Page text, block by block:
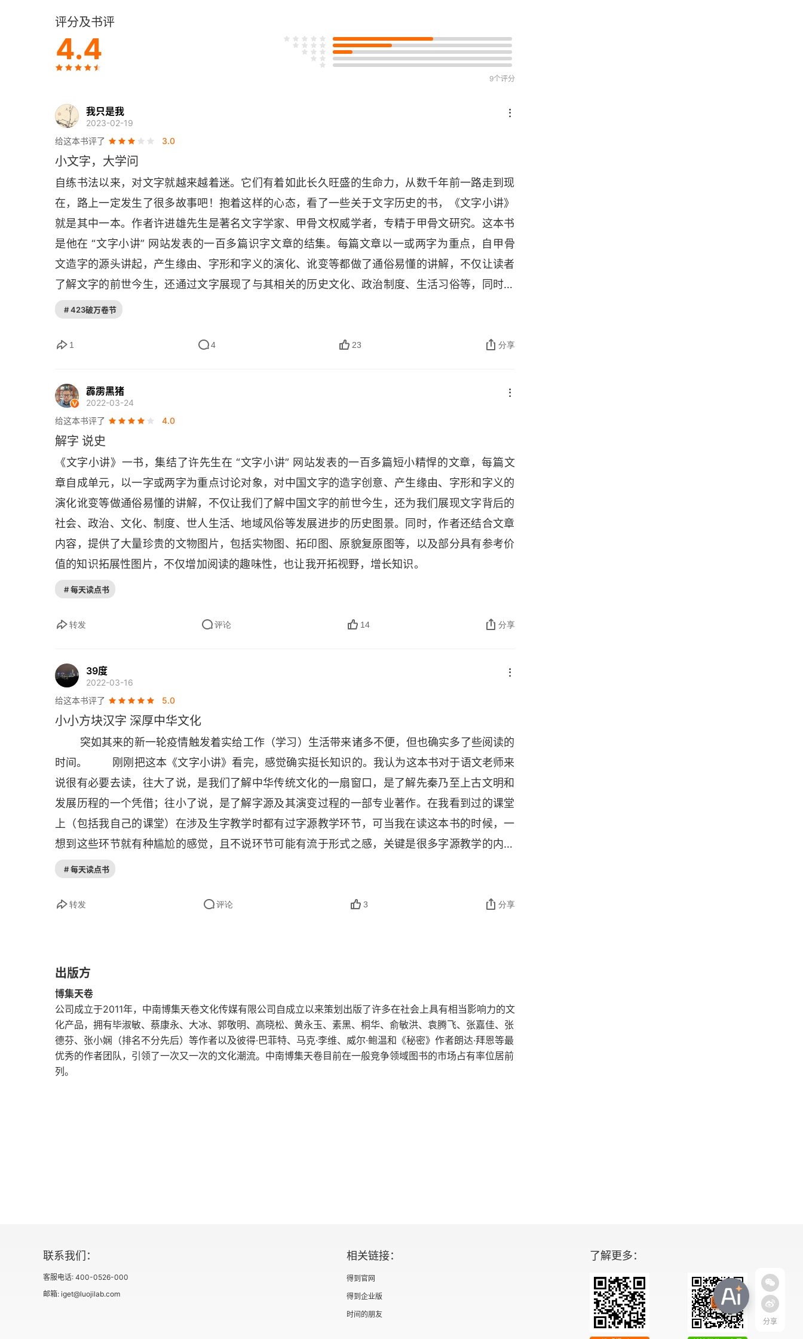
〇〇九 微，眼瞎
〇一〇 霜，冻寒（雨，下雨。相，检验。）
〇一二 初，裁制
〇一三 熏，薰香
〇一五 建、德，道路的修建
〇一六 带，携带工具
〇一七 兴，肩舆
〇一八 厘，丰收的幸福
〇一九 吉，吉祥如意
〇二〇 庆，福禄康寿
〇二二 戈，跳舞的道具
〇二三 牛，任劳任怨
〇二四 祖，繁殖的根源
〇二五 匕妣，象征妇女
〇二六 父，男子之职
〇二八 男女，职业分工
〇三一 帝，天帝形象
〇三二 皇，辉煌羽帽
〇三三 王，领导作战
〇三四 凤，象征高贵女性
〇三五 尹君，文官政治
〇三六 嘉，生育男孩
〇三七 好，生育男孩
〇三八 舟，木板拼装之船
〇三九 肙，蚊子幼虫
〇四一 白，大拇指
〇四二 走，快步走路
〇四三 鬼，神灵的扮相
〇四四 先，赤脚干什么？
〇五一 昔，水灾已成往事
评分及书评
4.4
9个评分
我只是我
2023-02-19
给这本书评了
3.0
小文字，大学问
自练书法以来，对文字就越来越着迷。它们有着如此长久旺盛的生命力，从数千年前一路走到现
在，路上一定发生了很多故事吧！抱着这样的心态，看了一些关于文字历史的书，《文字小讲》
就是其中一本。作者许进雄先生是著名文字学家、甲骨文权威学者，专精于甲骨文研究。这本书
是他在 “文字小讲” 网站发表的一百多篇识字文章的结集。每篇文章以一或两字为重点，自甲骨
文造字的源头讲起，产生缘由、字形和字义的演化、讹变等都做了通俗易懂的讲解，不仅让读者
了解文字的前世今生，还通过文字展现了与其相关的历史文化、政治制度、生活习俗等，同时因
许先生曾任加拿大皇家安大略博物馆研究员，还在本书中提供了大量珍贵的文物图片，大大增加
解字》解释不一致时，会特意进行对比说明，有些字是怎么讹变的，就好像一个人面具戴久了，
不已！本书因脱胎于网站文章结集，所以有许多重复性的文字段落，这是美中不足之处。如果图
书编辑和作者再磨一磨，兼顾文章的连续性和整体性，提高文章的表达力，那就更好了！
# 423破万卷节
1 4 23 分享
霹雳黑猪
2022-03-24
给这本书评了
4.0
解字 说史
《文字小讲》一书，集结了许先生在 “文字小讲” 网站发表的一百多篇短小精悍的文章，每篇文
章自成单元，以一字或两字为重点讨论对象，对中国文字的造字创意、产生缘由、字形和字义的
演化讹变等做通俗易懂的讲解，不仅让我们了解中国文字的前世今生，还为我们展现文字背后的
社会、政治、文化、制度、世人生活、地域风俗等发展进步的历史图景。同时，作者还结合文章
内容，提供了大量珍贵的文物图片，包括实物图、拓印图、原貌复原图等，以及部分具有参考价
值的知识拓展性图片，不仅增加阅读的趣味性，也让我开拓视野，增长知识。
# 每天读点书
转发 评论 14 分享
39度
2022-03-16
给这本书评了
5.0
小小方块汉字 深厚中华文化
​        突如其来的新一轮疫情触发着实给工作（学习）生活带来诸多不便，但也确实多了些阅读的
时间。​        刚刚把这本《文字小讲》看完，感觉确实挺长知识的。我认为这本书对于语文老师来
说很有必要去读，往大了说，是我们了解中华传统文化的一扇窗口，是了解先秦乃至上古文明和
发展历程的一个凭借；往小了说，是了解字源及其演变过程的一部专业著作。在我看到过的课堂
上（包括我自己的课堂）在涉及生字教学时都有过字源教学环节，可当我在读这本书的时候，一
想到这些环节就有种尴尬的感觉，且不说环节可能有流于形式之感，关键是很多字源教学的内容
是错误的，倒不一定是教师不认真备课导致，更多的是备课中使用的有些资料例如百度汉语本身
们就想当然地把字源教学带到了课堂上。​        这本书的作者也对一些字的创意和演化进行了猜
地体会到中国汉字博大精深，小小的一个方块字就是一段悠久的历史；也感到自己的无知，有好
多字不认识不了解。虽然一边看一边记，但真不一定能记得住，不过我保存了大部分，以后有机
会讲到这些字，我就会跟学生们多呱唧两句这个字的来龙去脉。​       学无止境……
# 每天读点书
转发 评论 3 分享
出版方
博集天卷
公司成立于2011年，中南博集天卷文化传媒有限公司自成立以来策划出版了许多在社会上具有相当影响力的文
化产品，拥有毕淑敏、蔡康永、大冰、郭敬明、高晓松、黄永玉、素黑、桐华、俞敏洪、袁腾飞、张嘉佳、张
德芬、张小娴（排名不分先后）等作者以及彼得·巴菲特、马克·李维、威尔·鲍温和《秘密》作者朗达·拜恩等最
优秀的作者团队，引领了一次又一次的文化潮流。中南博集天卷目前在一般竞争领域图书的市场占有率位居前
列。
分享
联系我们：
客服电话: 400-0526-000
邮箱: iget@luojilab.com
相关链接：
得到官网
得到企业版
时间的朋友
了解更多：